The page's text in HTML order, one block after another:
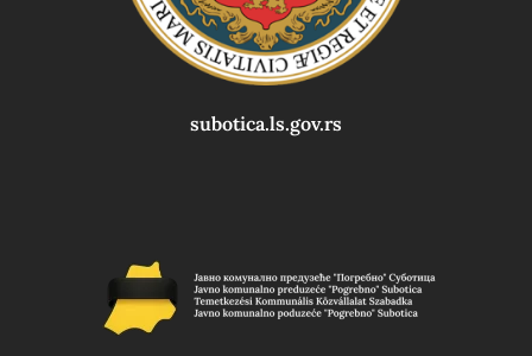
subotica.ls.gov.rs